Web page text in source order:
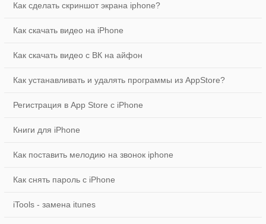
Как сделать скриншот экрана iphone?
Как скачать видео на iPhone
Как скачать видео с ВК на айфон
Как устанавливать и удалять программы из AppStore?
Регистрация в App Store с iPhone
Книги для iPhone
Как поставить мелодию на звонок iphone
Как снять пароль с iPhone
iTools - замена itunes